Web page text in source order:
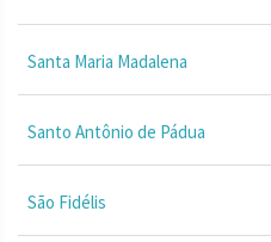
Santa Maria Madalena
Santo Antônio de Pádua
São Fidélis